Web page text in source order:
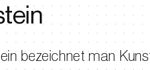
bezeichnet man